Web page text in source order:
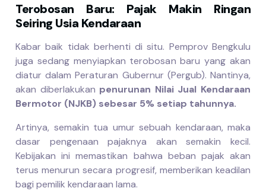
Terobosan Baru: Pajak Makin Ringan
Seiring Usia Kendaraan
Kabar baik tidak berhenti di situ. Pemprov Bengkulu
juga sedang menyiapkan terobosan baru yang akan
diatur dalam Peraturan Gubernur (Pergub). Nantinya,
akan diberlakukan penurunan Nilai Jual Kendaraan
Bermotor (NJKB) sebesar 5% setiap tahunnya.
Artinya, semakin tua umur sebuah kendaraan, maka
dasar pengenaan pajaknya akan semakin kecil.
Kebijakan ini memastikan bahwa beban pajak akan
terus menurun secara progresif, memberikan keadilan
bagi pemilik kendaraan lama.